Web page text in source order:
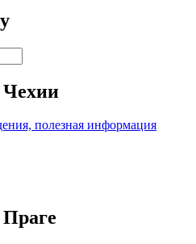
Чехии
полезная информация